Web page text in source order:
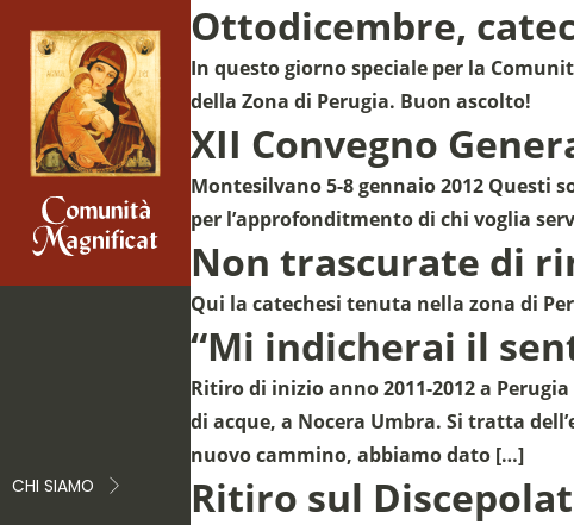
CHI SIAMO
Ottodicembre,
In questo giorno speciale per la
della Zona di Perugia. Buon ascolto!
XII Convegno
Montesilvano 5-8 gennaio 2012 Questi
per l’approfonditmento di chi voglia
Non trascurate di
Qui la catechesi tenuta nella zona di
“Mi indicherai il
Ritiro di inizio anno 2011-2012 a
di acque, a Nocera Umbra. Si tratta
nuovo cammino, abbiamo dato […]
Ritiro sul